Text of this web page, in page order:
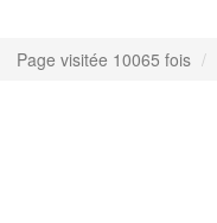
Page visitée 10065 fois